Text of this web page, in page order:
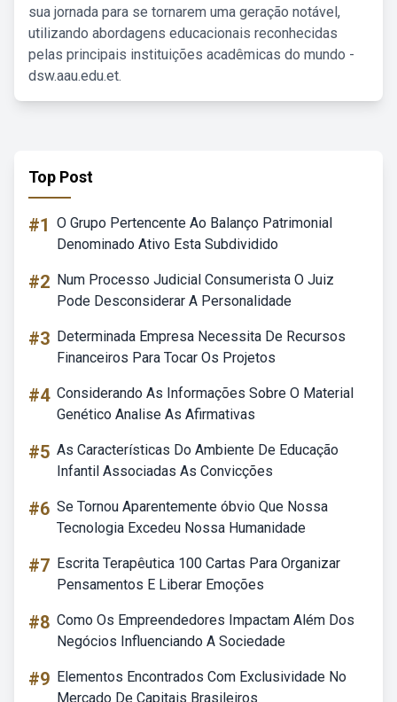
sua jornada para se tornarem uma geração notável,
utilizando abordagens educacionais reconhecidas
pelas principais instituições acadêmicas do mundo -
dsw.aau.edu.et.
Top Post
#1 O Grupo Pertencente Ao Balanço Patrimonial
Denominado Ativo Esta Subdividido
#2 Num Processo Judicial Consumerista O Juiz
Pode Desconsiderar A Personalidade
#3 Determinada Empresa Necessita De Recursos
Financeiros Para Tocar Os Projetos
#4 Considerando As Informações Sobre O Material
Genético Analise As Afirmativas
#5 As Características Do Ambiente De Educação
Infantil Associadas As Convicções
#6 Se Tornou Aparentemente óbvio Que Nossa
Tecnologia Excedeu Nossa Humanidade
#7 Escrita Terapêutica 100 Cartas Para Organizar
Pensamentos E Liberar Emoções
#8 Como Os Empreendedores Impactam Além Dos
Negócios Influenciando A Sociedade
#9 Elementos Encontrados Com Exclusividade No
Mercado De Capitais Brasileiros